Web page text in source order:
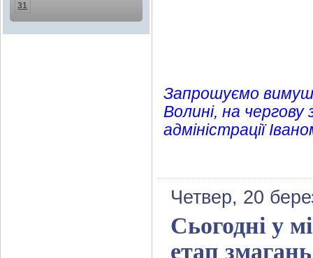
31
Запрошуємо
Волині, на чергову
адміністрації
Четвер, 20
Сьогодні у
етап